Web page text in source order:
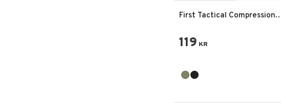
First Tactical Compression
119 KR